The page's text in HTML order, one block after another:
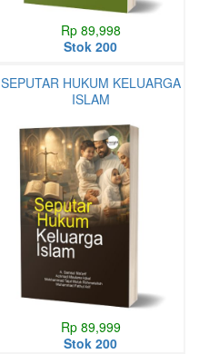
Rp 89,998
Stok 200
SEPUTAR HUKUM KELUARGA
ISLAM
Rp 89,999
Stok 200